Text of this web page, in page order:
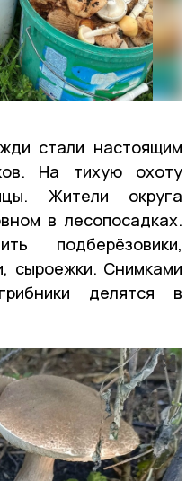
стали настоящим
На тихую охоту
Жители округа
в лесопосадках.
подберёзовики,
сыроежки. Снимками
делятся в